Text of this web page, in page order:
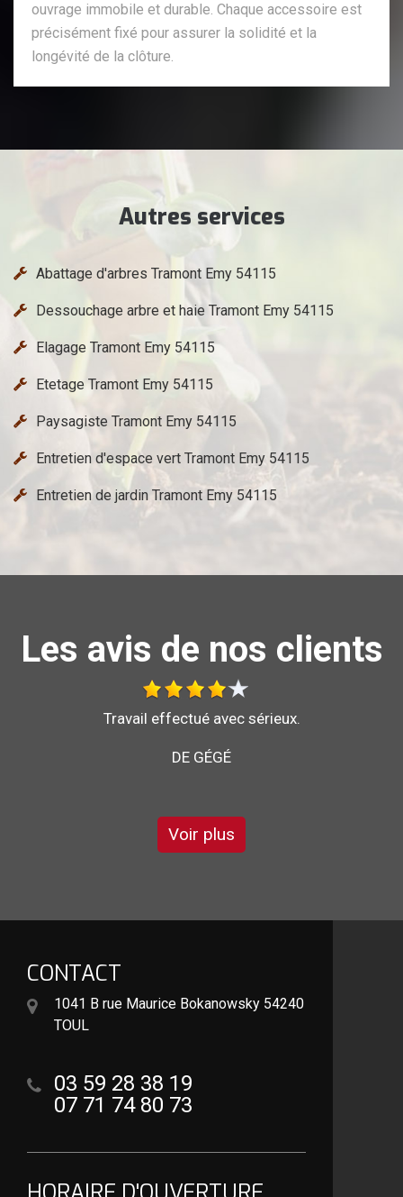
ouvrage immobile et durable. Chaque accessoire est
précisément fixé pour assurer la solidité et la
longévité de la clôture.
Autres services
Abattage d'arbres Tramont Emy 54115
Dessouchage arbre et haie Tramont Emy 54115
Elagage Tramont Emy 54115
Etetage Tramont Emy 54115
Paysagiste Tramont Emy 54115
Entretien d'espace vert Tramont Emy 54115
Entretien de jardin Tramont Emy 54115
Les avis de nos clients
Au top, je recommande !!
DE ORNELLA
Voir plus
CONTACT
1041 B rue Maurice Bokanowsky 54240
TOUL
03 59 28 38 19
07 71 74 80 73